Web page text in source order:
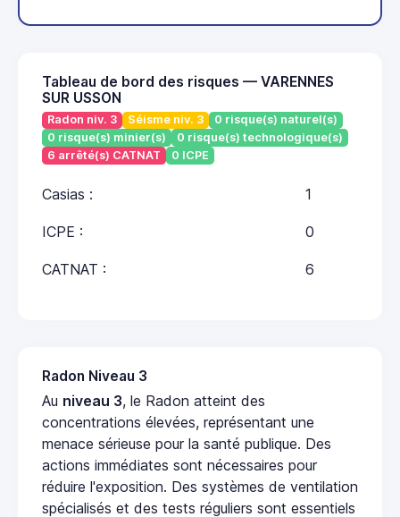
Tableau de bord des risques — VARENNES
SUR USSON
Radon niv. 3 Séisme niv. 3
0 risque(s) naturel(s)
0 risque(s) minier(s)
0 risque(s) technologique(s)
6 arrêté(s) CATNAT
0 ICPE
Casias : 1
ICPE : 0
CATNAT : 6
Radon Niveau 3
Au niveau 3, le Radon atteint des
concentrations élevées, représentant une
menace sérieuse pour la santé publique. Des
actions immédiates sont nécessaires pour
réduire l'exposition. Des systèmes de ventilation
spécialisés et des tests réguliers sont essentiels